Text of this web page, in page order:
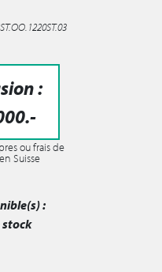
:
.-
ou frais de
Suisse
:
stock